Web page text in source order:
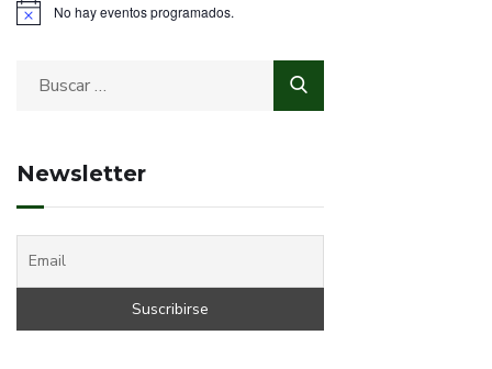
No hay eventos programados.
Newsletter